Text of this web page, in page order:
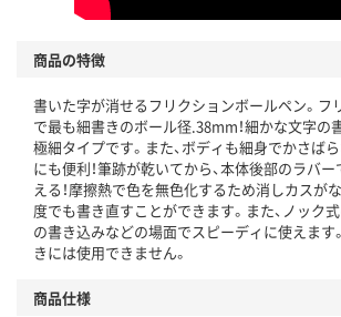
商品の特徴
書いた字が消せるフリクションボールペン。フ
で最も細書きのボール径.38mm！細かな文字の
極細タイプです。また、ボディも細身でかさば
にも便利！筆跡が乾いてから、本体後部のラバ
える！摩擦熱で色を無色化するため消しカスが
度でも書き直すことができます。また、ノック
の書き込みなどの場面でスピーディに使えます
きには使用できません。
商品仕様